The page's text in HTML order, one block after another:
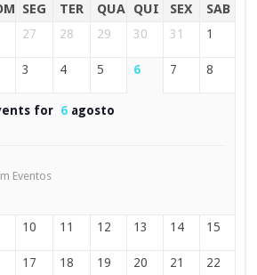
SEG TER QUA QUI SEX SAB
27 28 29 30 31 1
3 4 5 6 7 8
for 6agosto
Eventos
10 11 12 13 14 15
17 18 19 20 21 22